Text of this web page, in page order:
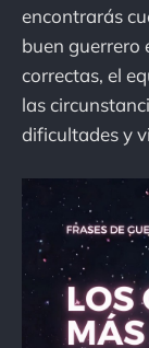
encontrarás
buen guerrero
correctas, el
las
dificultades y